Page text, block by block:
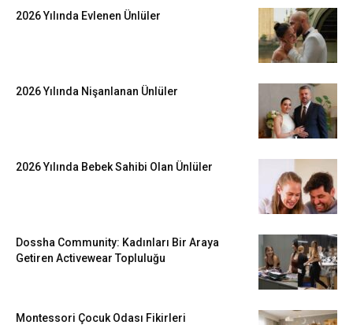
2026 Yılında Evlenen Ünlüler
2026 Yılında Nişanlanan Ünlüler
2026 Yılında Bebek Sahibi Olan Ünlüler
Dossha Community: Kadınları Bir Araya
Getiren Activewear Topluluğu
Montessori Çocuk Odası Fikirleri